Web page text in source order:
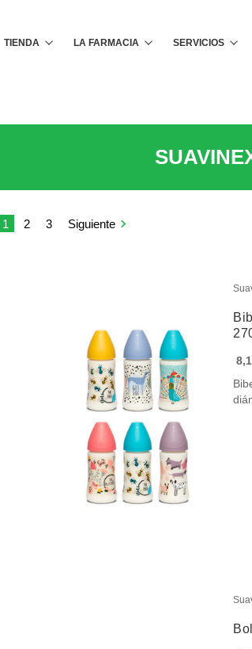
TIENDA LA FARMACIA SERVICIOS
1 2 3 Siguiente